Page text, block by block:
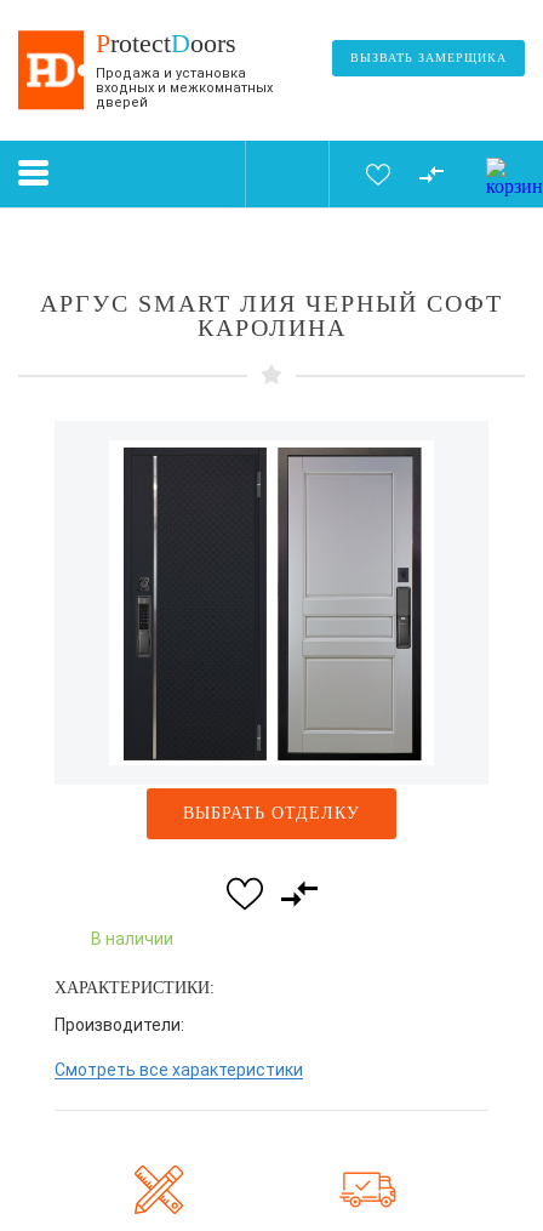
ProtectDoors
Продажа и установка
входных и межкомнатных
дверей
ВЫЗВАТЬ ЗАМЕРЩИКА
АРГУС SMART ЛИЯ ЧЕРНЫЙ СОФТ
КАРОЛИНА
ВЫБРАТЬ ОТДЕЛКУ
В наличии
ХАРАКТЕРИСТИКИ:
Производители:
Смотреть все характеристики